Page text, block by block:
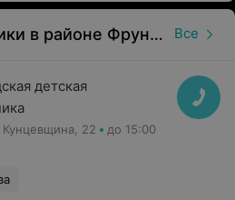
исследования;
массаж, физиотерапия,
можно позвонив по
Детские поликлиники в районе Фрунзенский в Минске Все
детская
22 до 15:00